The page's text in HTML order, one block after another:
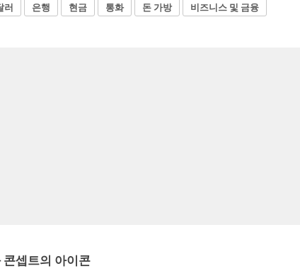
러 은행 현금 통화 돈 가방 비즈니스 및 금융
셉트의 아이콘